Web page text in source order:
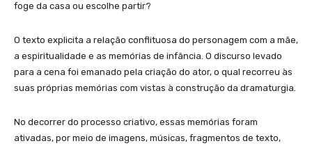
foge da casa ou escolhe partir?
O texto explicita a relação conflituosa do personagem com a mãe,
a espiritualidade e as memórias de infância. O discurso levado
para a cena foi emanado pela criação do ator, o qual recorreu às
suas próprias memórias com vistas à construção da dramaturgia.
No decorrer do processo criativo, essas memórias foram
ativadas, por meio de imagens, músicas, fragmentos de texto,